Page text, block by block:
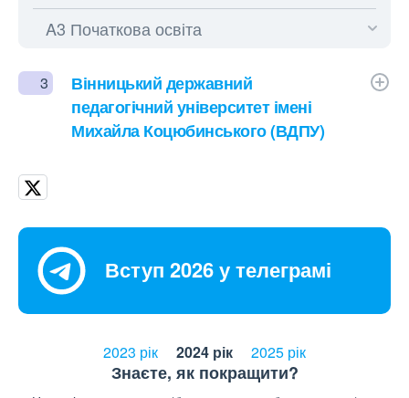
3
Вінницький державний
педагогічний університет імені
Михайла Коцюбинського (ВДПУ)
Вступ 2026 у телеграмі
2023 рік 2024 рік 2025 рік
Знаєте, як покращити?